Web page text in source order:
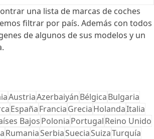
una lista de marcas de coches
filtrar por país. Además con todos
de algunos de sus modelos y un
AustriaAzerbaiyánBélgicaBulgaria
EspañaFranciaGreciaHolandaItalia
BajosPoloniaPortugalReino Unido
RumaniaSerbiaSueciaSuizaTurquía